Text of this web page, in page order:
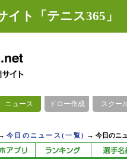
イト「テニス365」
ニュース ドロー作成 スクー
今日のニュース(一覧) →今日のニ